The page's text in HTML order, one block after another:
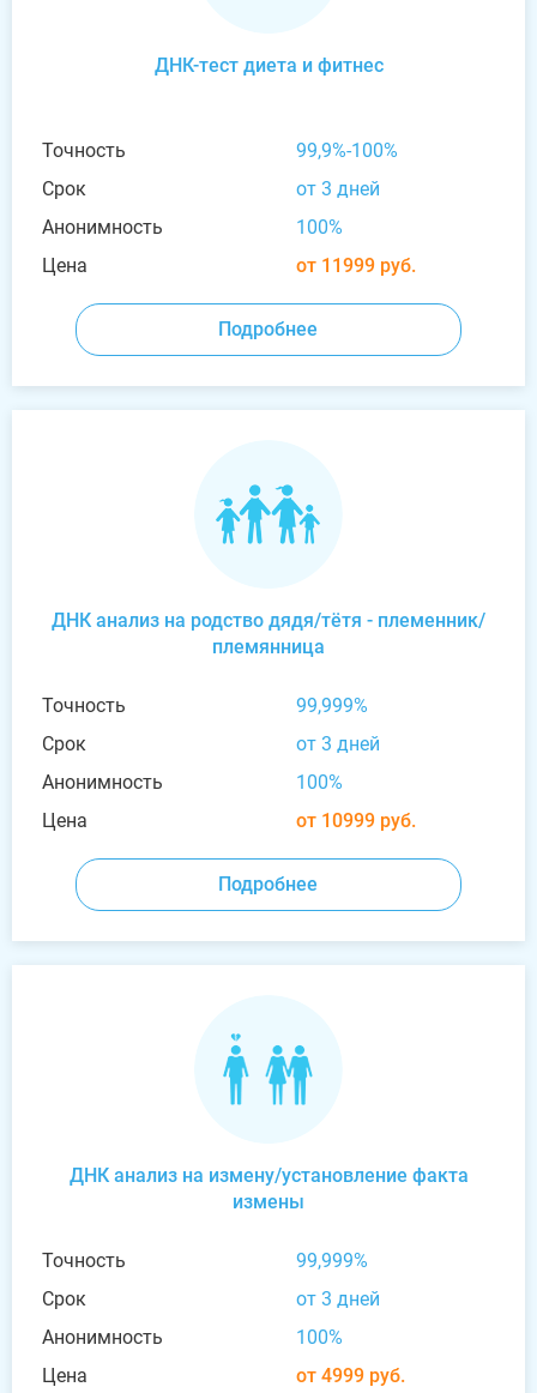
ДНК-тест диета и фитнес
Точность
99,9%-100%
Срок
от 3 дней
Анонимность
100%
Цена
от 11999 руб.
Подробнее
ДНК анализ на родство дядя/тётя - племенник/
племянница
Точность
99,999%
Срок
от 3 дней
Анонимность
100%
Цена
от 10999 руб.
Подробнее
ДНК анализ на измену/установление факта
измены
Точность
99,999%
Срок
от 3 дней
Анонимность
100%
Цена
от 4999 руб.